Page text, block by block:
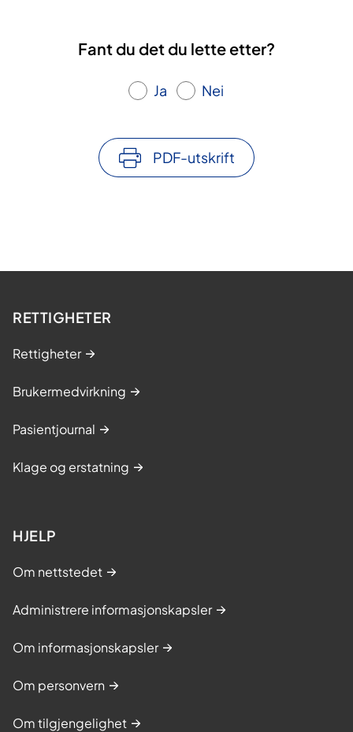
Fant du det du lette etter?
Ja Nei
PDF-utskrift
RETTIGHETER
Rettigheter
Brukermedvirkning
Pasientjournal
Klage og erstatning
HJELP
Om nettstedet
Administrere informasjonskapsler
Om informasjonskapsler
Om personvern
Om tilgjengelighet